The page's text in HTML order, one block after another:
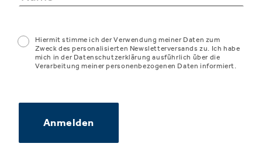
Hiermit stimme ich der Verwendung meiner Daten zum
Zweck des personalisierten Newsletterversands zu. Ich habe
mich in der Datenschutzerklärung ausführlich über die
Verarbeitung meiner personenbezogenen Daten informiert.
Anmelden